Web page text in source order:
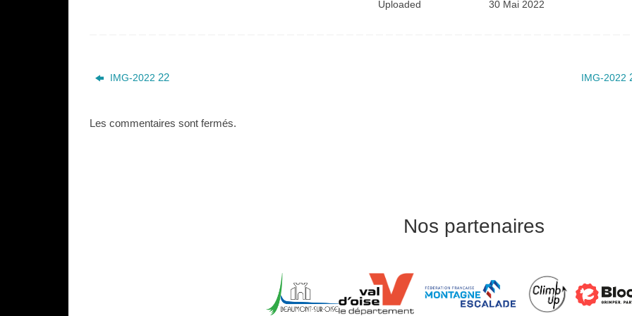
Uploaded 30 Mai 2022
IMG-2022 22 IMG-2022
Les commentaires sont fermés.
Nos partenaires